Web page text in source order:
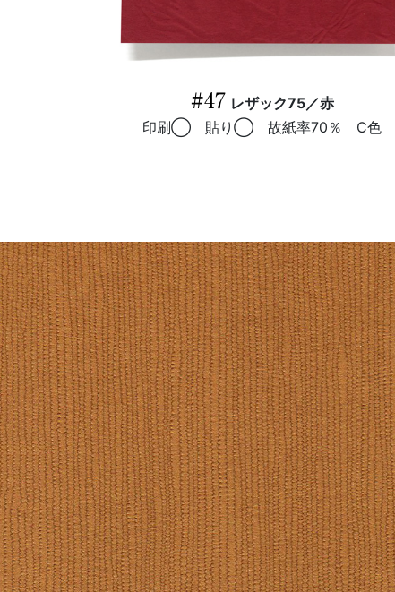
#47 レザック75／赤
印刷◯ 貼り◯ 故紙率70％ C色